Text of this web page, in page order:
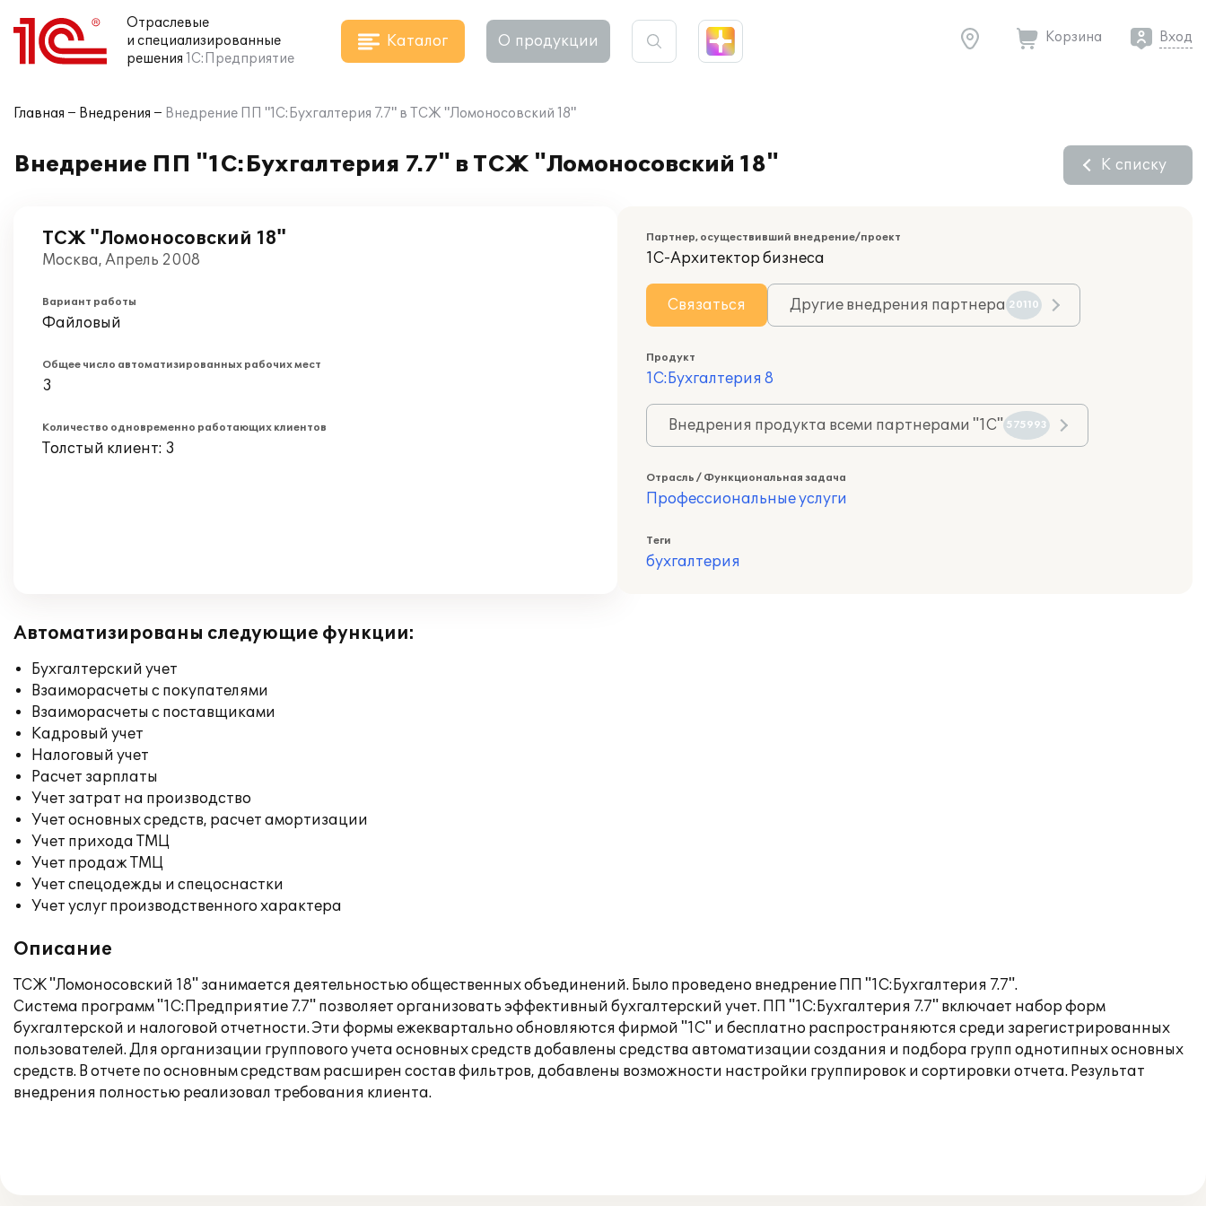
Отраслевые
и специализированные
решения 1С:Предприятие
Каталог О продукции Корзина Вход
Главная Внедрения Внедрение ПП "1С:Бухгалтерия 7.7" в ТСЖ "Ломоносовский 18"
Внедрение ПП "1С:Бухгалтерия 7.7" в ТСЖ "Ломоносовский 18" К списку
ТСЖ "Ломоносовский 18"
Москва, Апрель 2008
Вариант работы
Файловый
Общее число автоматизированных рабочих мест
3
Количество одновременно работающих клиентов
Толстый клиент: 3
Партнер, осуществивший внедрение/проект
1С-Архитектор бизнеса
Связаться Другие внедрения партнера 20110
Продукт
1С:Бухгалтерия 8
Внедрения продукта всеми партнерами "1С" 575993
Отрасль / Функциональная задача
Профессиональные услуги
Теги
бухгалтерия
Автоматизированы следующие функции:
Бухгалтерский учет
Взаиморасчеты с покупателями
Взаиморасчеты с поставщиками
Кадровый учет
Налоговый учет
Расчет зарплаты
Учет затрат на производство
Учет основных средств, расчет амортизации
Учет прихода ТМЦ
Учет продаж ТМЦ
Учет спецодежды и спецоснастки
Учет услуг производственного характера
Описание
ТСЖ "Ломоносовский 18" занимается деятельностью общественных объединений. Было проведено внедрение ПП "1С:Бухгалтерия 7.7".
Система программ "1С:Предприятие 7.7" позволяет организовать эффективный бухгалтерский учет. ПП "1С:Бухгалтерия 7.7" включает набор форм
бухгалтерской и налоговой отчетности. Эти формы ежеквартально обновляются фирмой "1С" и бесплатно распространяются среди зарегистрированных
пользователей. Для организации группового учета основных средств добавлены средства автоматизации создания и подбора групп однотипных основных
средств. В отчете по основным средствам расширен состав фильтров, добавлены возможности настройки группировок и сортировки отчета. Результат
внедрения полностью реализовал требования клиента.